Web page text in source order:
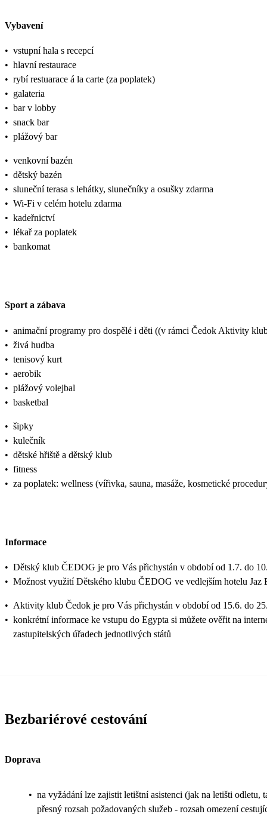
Vybavení
• vstupní hala s recepcí
• hlavní restaurace
• rybí restuarace á la carte (za poplatek)
• galateria
• bar v lobby
• snack bar
• plážový bar
• venkovní bazén
• dětský bazén
• sluneční terasa s lehátky, slunečníky a osušky zdarma
• Wi-Fi v celém hotelu zdarma
• kadeřnictví
• lékař za poplatek
• bankomat
Sport a zábava
• animační programy pro dospělé i děti ((v rámci Čedok Aktivity
• živá hudba
• tenisový kurt
• aerobik
• plážový volejbal
• basketbal
• šipky
• kulečník
• dětské hřiště a dětský klub
• fitness
• za poplatek: wellness (vířivka, sauna, masáže, kosmetické
Informace
• Dětský klub ČEDOG je pro Vás přichystán v období od 1.7. do
• Možnost využití Dětského klubu ČEDOG ve vedlejším hotelu Jaz
• Aktivity klub Čedok je pro Vás přichystán v období od 15.6. do
• konkrétní informace ke vstupu do Egypta si můžete ověřit na
zastupitelských úřadech jednotlivých států
Bezbariérové cestování
Doprava
• na vyžádání lze zajistit letištní asistenci (jak na letišti odletu,
přesný rozsah požadovaných služeb - rozsah omezení